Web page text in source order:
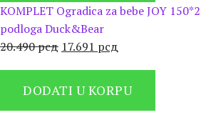
20.490 рсд.
KOMPLET Ogradica za bebe JOY
podloga Duck&Bear
20.490рсд Оригинална
била:
17.691 рсд
17.691 рсд.
DODATI U KORPU